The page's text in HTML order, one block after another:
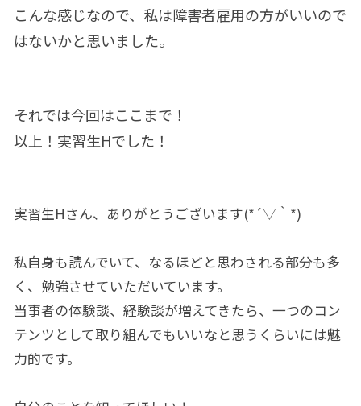
こんな感じなので、私は障害者雇用の方がいいので
はないかと思いました。
それでは今回はここまで！
以上！実習生Hでした！
実習生Hさん、ありがとうございます(*´▽｀*)
私自身も読んでいて、なるほどと思わされる部分も多
く、勉強させていただいています。
当事者の体験談、経験談が増えてきたら、一つのコン
テンツとして取り組んでもいいなと思うくらいには魅
力的です。